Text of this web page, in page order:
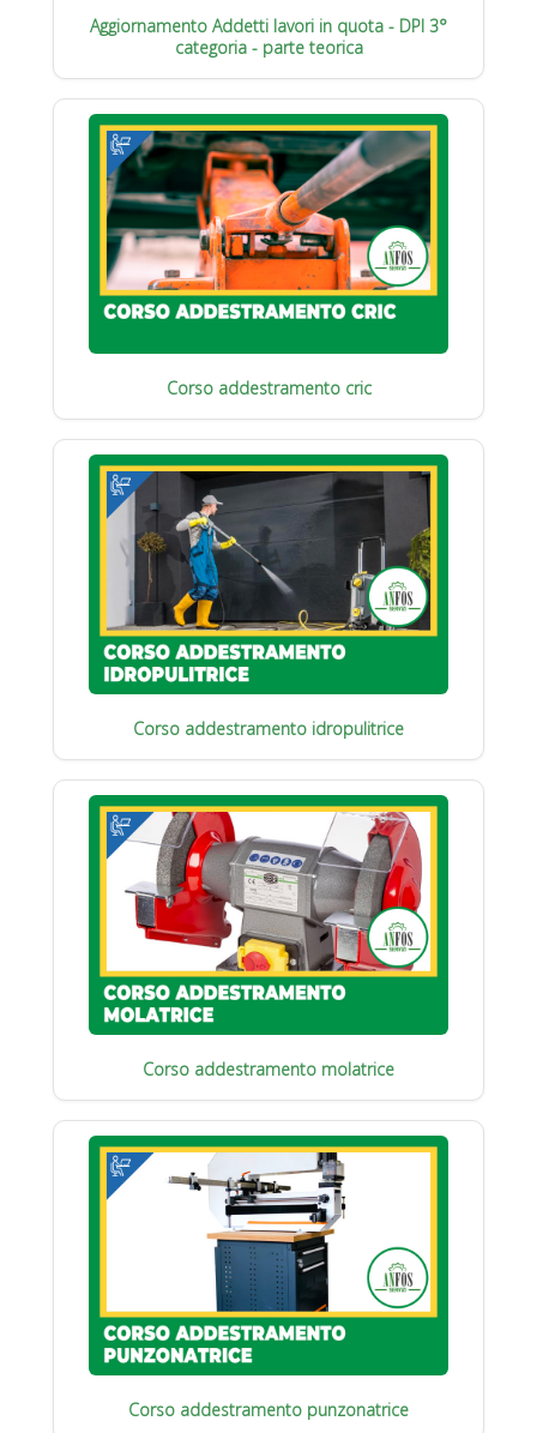
Aggiornamento Addetti lavori in quota - DPI 3°
categoria - parte teorica
Corso addestramento cric
Corso addestramento idropulitrice
Corso addestramento molatrice
Corso addestramento punzonatrice